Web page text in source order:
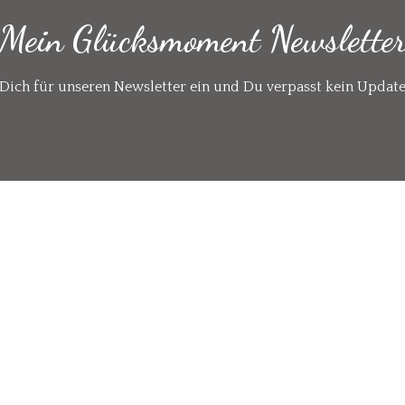
Mein Glücksmoment
für unseren Newsletter ein und Du verpasst kein